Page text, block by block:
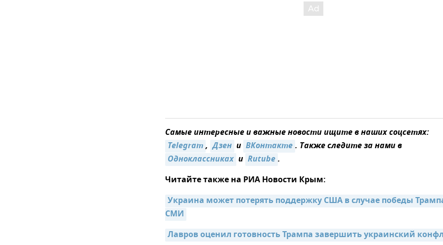
Самые интересные и важные новости ищите в наших соцсетях:
Telegram, Дзен и ВКонтакте. Также следите за нами в
Одноклассниках и Rutube.
Читайте также на РИА Новости Крым:
Украина может потерять поддержку США в случае победы
СМИ
Лавров оценил готовность Трампа завершить украинский